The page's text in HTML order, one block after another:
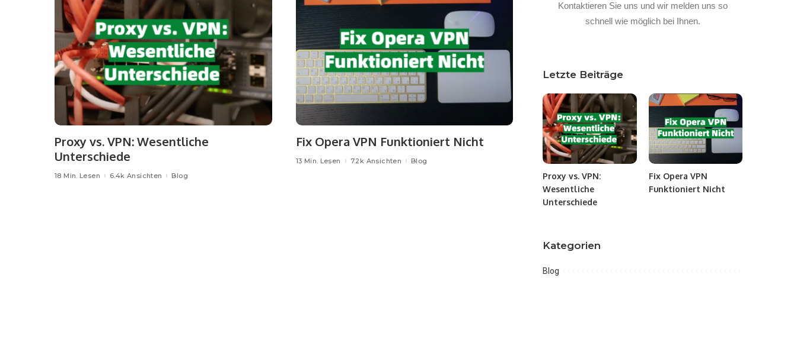
Proxy vs. VPN: Wesentliche
Unterschiede
18 Min. Lesen 6.4k Ansichten Blog
Fix Opera VPN Funktioniert Nicht
13 Min. Lesen 7.2k Ansichten Blog
Kontaktieren Sie uns und wir melden uns so
schnell wie möglich bei Ihnen.
Letzte Beiträge
Proxy vs. VPN:
Wesentliche
Unterschiede
Fix Opera VPN
Funktioniert Nicht
Kategorien
Blog